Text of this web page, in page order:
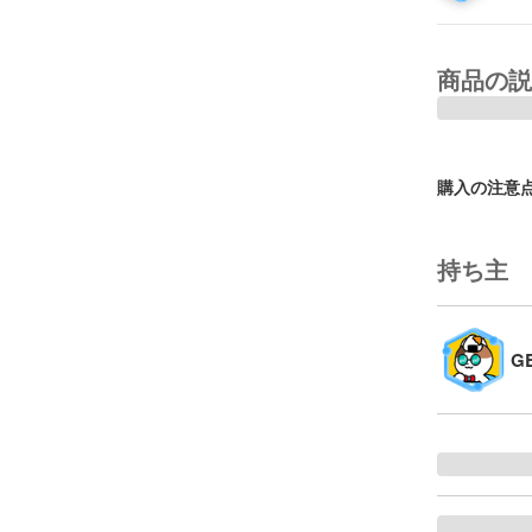
商品の
購入の注意
持ち主